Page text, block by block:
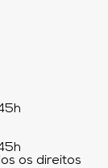
os direitos